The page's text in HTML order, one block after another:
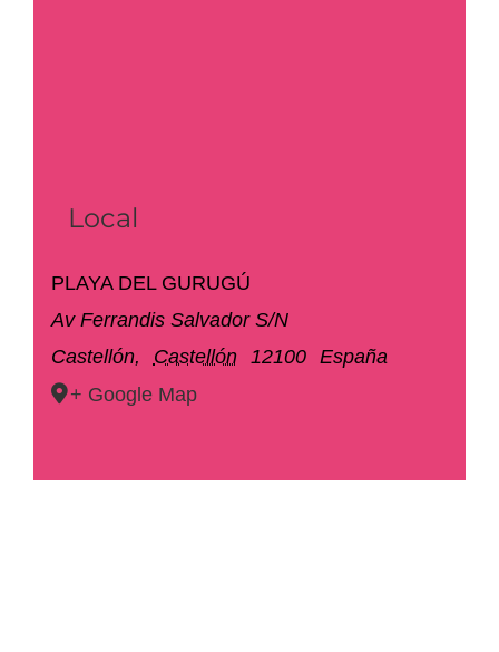
Local
PLAYA DEL GURUGÚ
Av Ferrandis Salvador S/N
Castellón, Castellón 12100
España
+ Google Map